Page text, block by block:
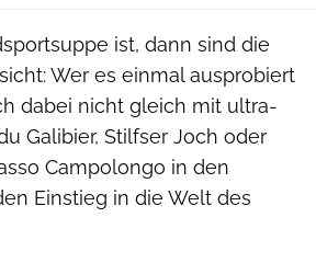
ist, dann sind die
Wer es einmal ausprobiert
dabei nicht gleich mit ultra-
Galibier, Stilfser Joch oder
Campolongo in den
Einstieg in die Welt des